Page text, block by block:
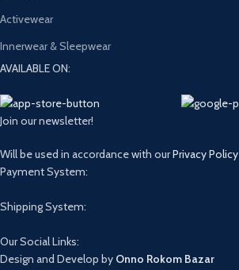
Activewear
Innerwear & Sleepwear
AVAILABLE ON:
Join our newsletter!
Will be used in accordance with ourPrivacy Policy
Payment System:
Shipping System:
Our Social Links:
Design and Develop by Onno Rokom Bazar